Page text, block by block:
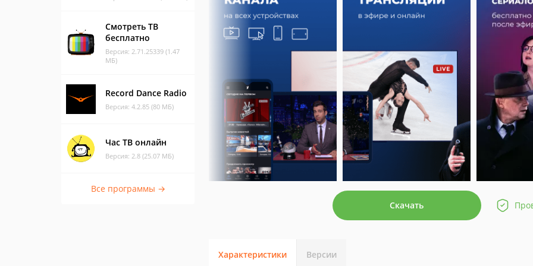
Смотреть ТВ
бесплатно
Версия: 2.71.25339 (1.47
МБ)
Record Dance Radio
Версия: 4.2.85 (80 МБ)
Час ТВ онлайн
Версия: 2.8 (25.07 МБ)
Все программы →
Скачать
Характеристики Версии